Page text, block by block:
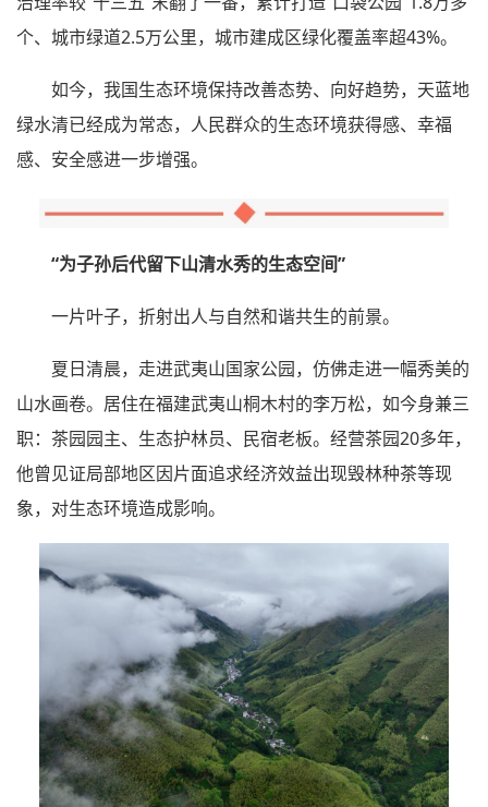
个、城市绿道2.5万公里，城市建成区绿化覆盖率超43%。
如今，我国生态环境保持改善态势、向好趋势，天蓝地
绿水清已经成为常态，人民群众的生态环境获得感、幸福
感、安全感进一步增强。
“为子孙后代留下山清水秀的生态空间”
一片叶子，折射出人与自然和谐共生的前景。
夏日清晨，走进武夷山国家公园，仿佛走进一幅秀美的
山水画卷。居住在福建武夷山桐木村的李万松，如今身兼三
职：茶园园主、生态护林员、民宿老板。经营茶园20多年，
他曾见证局部地区因片面追求经济效益出现毁林种茶等现
象，对生态环境造成影响。